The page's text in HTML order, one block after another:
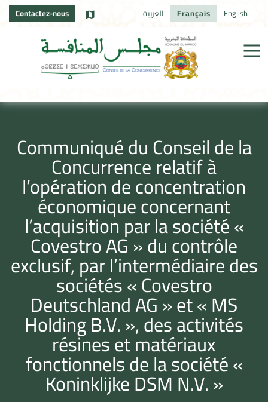
Contactez-nous العربية Français English
Communiqué du Conseil de la
Concurrence relatif à
l’opération de concentration
économique concernant
l’acquisition par la société «
Covestro AG » du contrôle
exclusif, par l’intermédiaire des
sociétés « Covestro
Deutschland AG » et « MS
Holding B.V. », des activités
‎résines et matériaux
fonctionnels de la société «
Koninklijke DSM N.V. »